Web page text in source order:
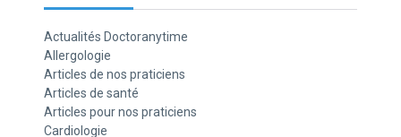
Actualités Doctoranytime
Allergologie
Articles de nos praticiens
Articles de santé
Articles pour nos praticiens
Cardiologie